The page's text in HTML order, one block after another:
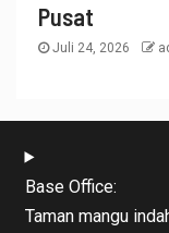
Pusat
Juli 24, 2026
Base Office:
Taman mangu